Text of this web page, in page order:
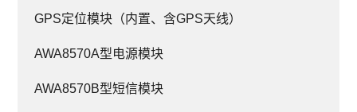
GPS定位模块（内置、含GPS天线）
AWA8570A型电源模块
AWA8570B型短信模块